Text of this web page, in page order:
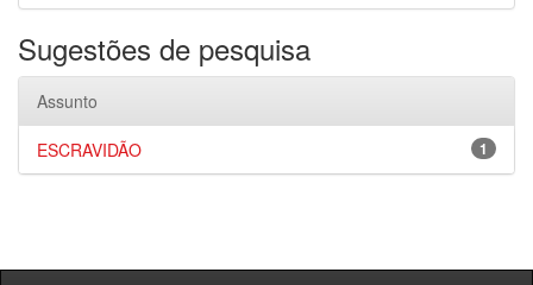
Sugestões de pesquisa
Assunto
1
ESCRAVIDÃO